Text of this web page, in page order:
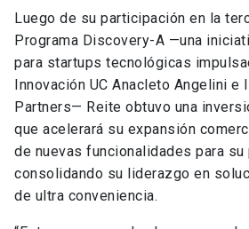
Luego de su participación en la
Programa Discovery-A —una
para startups tecnológicas
Innovación UC Anacleto Angelini e
Partners— Reite obtuvo una
que acelerará su expansión
de nuevas funcionalidades para su
consolidando su liderazgo en
de ultra conveniencia.